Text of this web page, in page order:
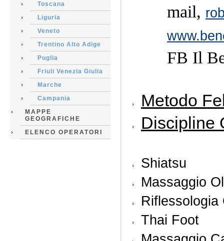
Toscana
Liguria
Veneto
Trentino Alto Adige
Puglia
Friuli Venezia Giulia
Marche
Campania
MAPPE
GEOGRAFICHE
ELENCO OPERATORI
mail,
FB Il
Metodo
Discipline
Shiatsu
Massaggio
Riflessologia
Thai Foot